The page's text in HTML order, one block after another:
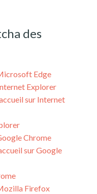
des
Edge
Explorer
sur Internet
Chrome
sur Google
Firefox